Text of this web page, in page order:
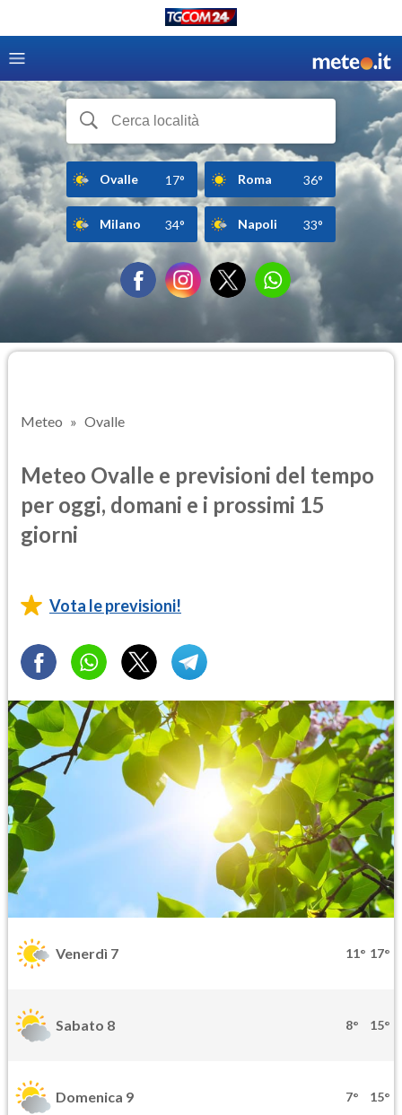
Ovalle 17° Roma 36°
Milano 34° Napoli 33°
Meteo Ovalle
Meteo Ovalle e previsioni del tempo
per oggi, domani e i prossimi 15
giorni
Vota le previsioni!
Venerdì 7 11° 17°
Sabato 8 8° 15°
Domenica 9 7° 15°